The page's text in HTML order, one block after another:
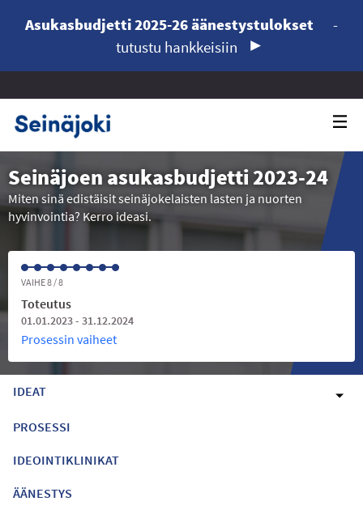
Asukasbudjetti 2025-26 äänestystulokset
-
tutustu hankkeisiin
Seinäjoen asukasbudjetti 2023-24
Miten sinä edistäisit seinäjokelaisten lasten ja nuorten
hyvinvointia? Kerro ideasi.
VAIHE 8 / 8
Toteutus
01.01.2023 - 31.12.2024
Prosessin vaiheet
IDEAT
PROSESSI
IDEOINTIKLINIKAT
ÄÄNESTYS